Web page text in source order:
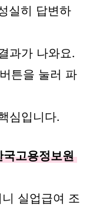
실히 답변하
과가 나와요.
튼을 눌러 파
심입니다.
고용정보원
실업급여 조